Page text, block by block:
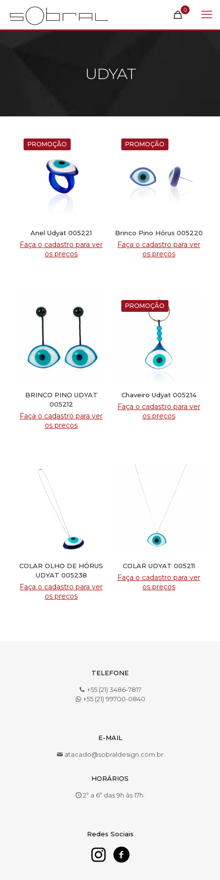
0
UDYAT
PROMOÇÃO
Anel Udyat 005221
Faça o cadastro para ver
os preços
PROMOÇÃO
Brinco Pino Hórus 005220
Faça o cadastro para ver
os preços
BRINCO PINO UDYAT
005212
Faça o cadastro para ver
os preços
PROMOÇÃO
Chaveiro Udyat 005214
Faça o cadastro para ver
os preços
COLAR OLHO DE HÓRUS
UDYAT 005238
Faça o cadastro para ver
os preços
COLAR UDYAT 005211
Faça o cadastro para ver
os preços
TELEFONE
+55 (21) 3486-7817
+55 (21) 99700-0840
E-MAIL
atacado@sobraldesign.com.br
HORÁRIOS
2ª a 6ª das 9h às 17h.
Redes Sociais